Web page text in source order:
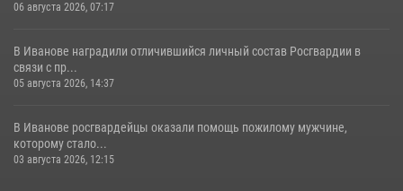
06 августа 2026, 07:17
В Иванове наградили отличившийся личный состав Росгвардии в
связи с пр...
05 августа 2026, 14:37
В Иванове росгвардейцы оказали помощь пожилому мужчине,
которому стало...
03 августа 2026, 12:15